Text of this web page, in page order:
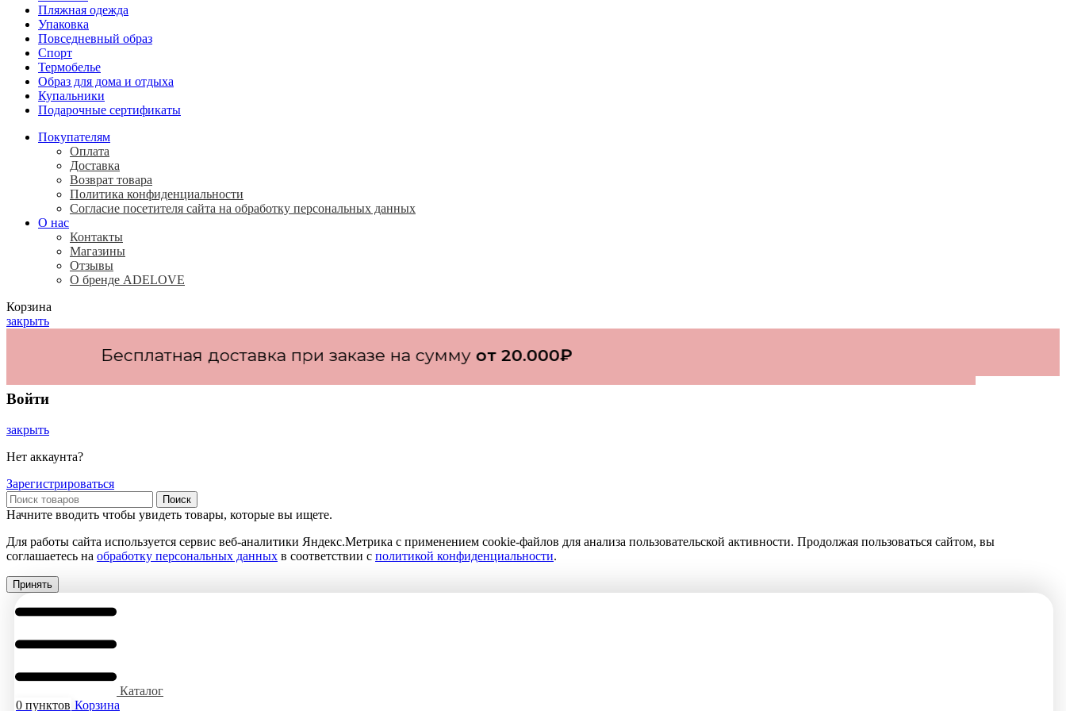
Пляжная одежда
Упаковка
Повседневный образ
Спорт
Термобелье
Образ для дома и отдыха
Купальники
Подарочные сертификаты
Покупателям
Оплата
Доставка
Возврат товара
Политика конфиденциальности
Согласие посетителя сайта на обработку персональных данных
О нас
Контакты
Магазины
Отзывы
О бренде ADELOVE
Корзина
закрыть
Бесплатная доставка при заказе на суммуот 20.000₽
Войти
закрыть
Нет аккаунта?
Зарегистрироваться
Поиск
Начните вводить чтобы увидеть товары, которые вы ищете.
Для работы сайта используется сервис веб-аналитики Яндекс.Метрика с применением cookie-файлов для анализа пользовательской активности. Продолжая пользоваться сайтом, вы
соглашаетесь на обработку персональных данных в соответствии с политикой конфиденциальности.
Принять
Каталог
0 пунктов Корзина